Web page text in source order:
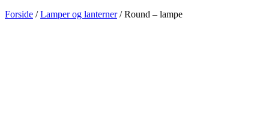
Forside /Lamper og lanterner/ Round – lampe